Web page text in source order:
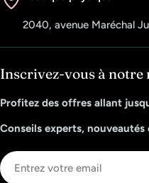
2040, avenue Maréchal
Inscrivez-vous à notre
Profitez des offres allant
Conseils experts,
E-
mail